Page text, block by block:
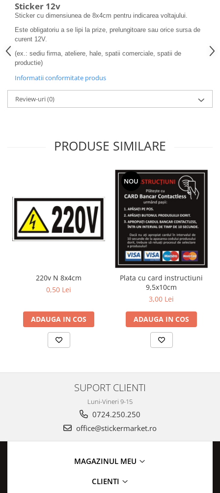
Sticker 12v
Sticker cu dimensiunea de 8x4cm pentru indicarea voltajului.
Este obligatoriu a se lipi la prize, prelungitoare sau orice sursa de
curent 12V.
(ex.: sediu firma, ateliere, hale, spatii comerciale, spatii de
productie)
Informatii conformitate produs
Review-uri(0)
PRODUSE SIMILARE
220v N 8x4cm
0,50 Lei
ADAUGA IN COS
NOU
Plata cu card instructiuni
9,5x10cm
3,00 Lei
ADAUGA IN COS
SUPORT CLIENTI
Luni-Vineri 9-15
0724.250.250
office@stickermarket.ro
MAGAZINUL MEU
CLIENTI